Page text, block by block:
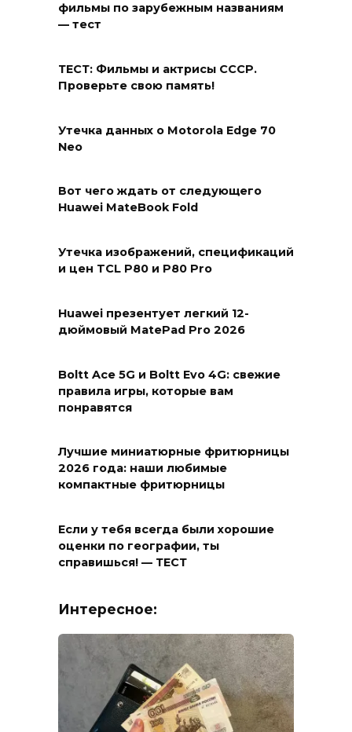
фильмы по зарубежным названиям
— тест
ТЕСТ: Фильмы и актрисы СССР.
Проверьте свою память!
Утечка данных о Motorola Edge 70
Neo
Вот чего ждать от следующего
Huawei MateBook Fold
Утечка изображений, спецификаций
и цен TCL P80 и P80 Pro
Huawei презентует легкий 12-
дюймовый MatePad Pro 2026
Boltt Ace 5G и Boltt Evo 4G: свежие
правила игры, которые вам
понравятся
Лучшие миниатюрные фритюрницы
2026 года: наши любимые
компактные фритюрницы
Если у тебя всегда были хорошие
оценки по географии, ты
справишься! — ТЕСТ
Интересное: